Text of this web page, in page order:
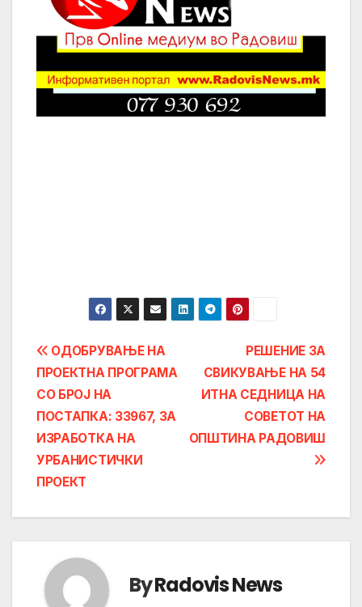
Post
navigation
РЕШЕНИЕ ЗА
СВИКУВАЊЕ НА 54
ИТНА СЕДНИЦА НА
СОВЕТОТ НА
ОПШТИНА РАДОВИШ
ОДОБРУВАЊЕ НА
ПРОЕКТНА ПРОГРАМА
СО БРОЈ НА
ПОСТАПКА: 33967, ЗА
ИЗРАБОТКА НА
УРБАНИСТИЧКИ
ПРОЕКТ
ByRadovis News